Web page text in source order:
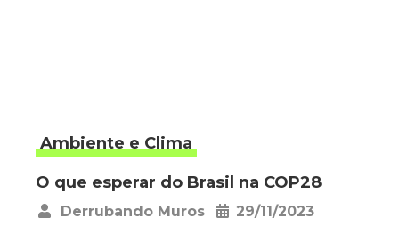
Ambiente e Clima
O que esperar do Brasil na COP28
Derrubando Muros
29/11/2023